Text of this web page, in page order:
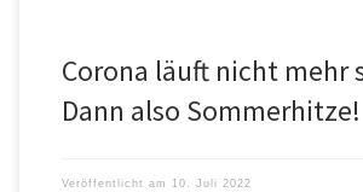
Corona läuft nicht mehr
Dann also
Veröffentlicht am 10. Juli 2022